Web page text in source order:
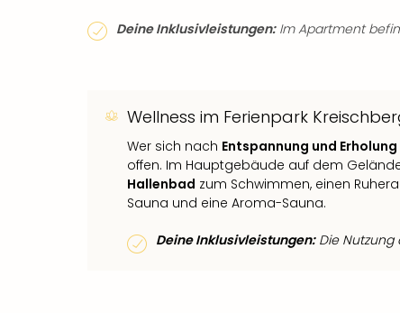
Deine Inklusivleistungen:Im Apartment
Wellness im Ferienpark
Wer sich nach Entspannung und Erholung
offen. Im Hauptgebäude auf dem
Hallenbad zum Schwimmen, einen
Sauna und eine Aroma-Sauna.
Deine Inklusivleistungen:Die Nutzung